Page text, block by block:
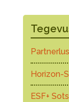
Horizon-
ESF+